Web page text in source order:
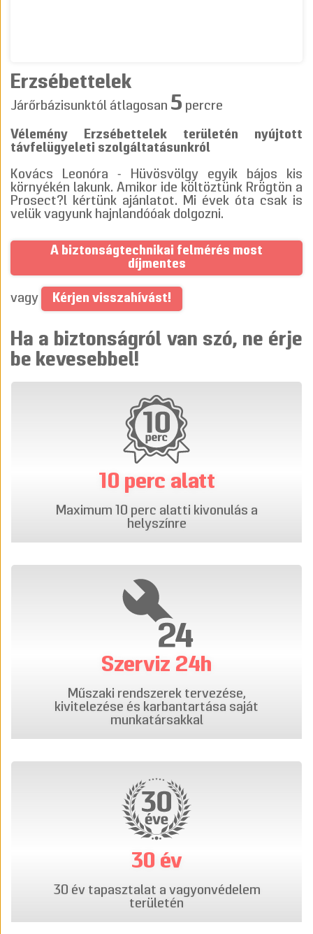
Erzsébettelek
Járőrbázisunktól átlagosan 5 percre
Vélemény Erzsébettelek területén nyújtott
távfelügyeleti szolgáltatásunkról
Kovács Leonóra - Hüvösvölgy egyik bájos kis
környékén lakunk. Amikor ide költöztünk Rrögtön a
Prosect?l kértünk ajánlatot. Mi évek óta csak is
velük vagyunk hajnlandóóak dolgozni.
A biztonságtechnikai felmérés most
díjmentes
vagy Kérjen visszahívást!
Ha a biztonságról van szó, ne érje
be kevesebbel!
10 perc alatt
Maximum 10 perc alatti kivonulás a
helyszínre
Szerviz 24h
Műszaki rendszerek tervezése,
kivitelezése és karbantartása saját
munkatársakkal
30 év
30 év tapasztalat a vagyonvédelem
területén